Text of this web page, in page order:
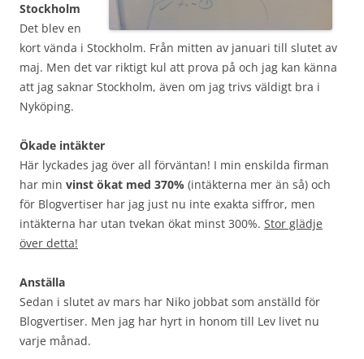
Stockholm
Det blev en
kort vända i Stockholm. Från mitten av januari till slutet av
maj. Men det var riktigt kul att prova på och jag kan känna
att jag saknar Stockholm, även om jag trivs väldigt bra i
Nyköping.
Ökade intäkter
Här lyckades jag över all förväntan! I min enskilda firman
har min vinst ökat med 370% (intäkterna mer än så) och
för Blogvertiser har jag just nu inte exakta siffror, men
intäkterna har utan tvekan ökat minst 300%. Stor glädje
över detta!
Anställa
Sedan i slutet av mars har Niko jobbat som anställd för
Blogvertiser. Men jag har hyrt in honom till Lev livet nu
varje månad.